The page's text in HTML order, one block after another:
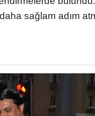
sağlam adım